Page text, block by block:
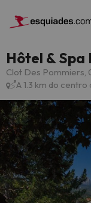
Hôtel &
Clot Des Pommiers,
A 1.3 km do centro